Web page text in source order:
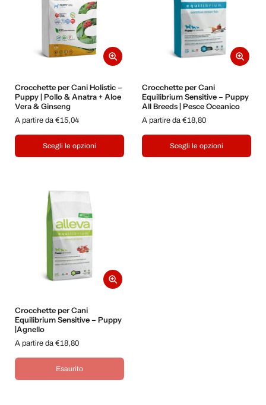
Crocchette per Cani Holistic –
Puppy | Pollo & Anatra + Aloe
Vera & Ginseng
A partire da €15,04
Scegli le opzioni
Crocchette per Cani
Equilibrium Sensitive – Puppy
All Breeds | Pesce Oceanico
A partire da €18,80
Scegli le opzioni
Crocchette per Cani
Equilibrium Sensitive – Puppy
|Agnello
A partire da €18,80
Esaurito